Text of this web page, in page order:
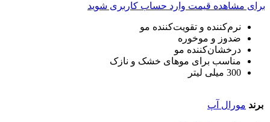
برای مشاهده قیمت وارد حساب کاربری شوید
نرم‌کننده و تقویت‌کننده مو
ضدوز و موخوره
درخشان‌کننده مو
مناسب برای موهای خشک و نازک
300 میلی لیتر
برند مورال آپ